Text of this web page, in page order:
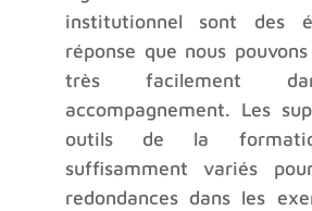
institutionnel sont des
réponse que nous
très facilement
accompagnement. Les
outils de la
suffisamment variés
redondances dans les